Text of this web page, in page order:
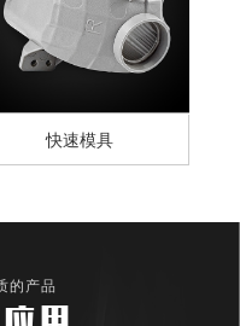
快速模具
的产品